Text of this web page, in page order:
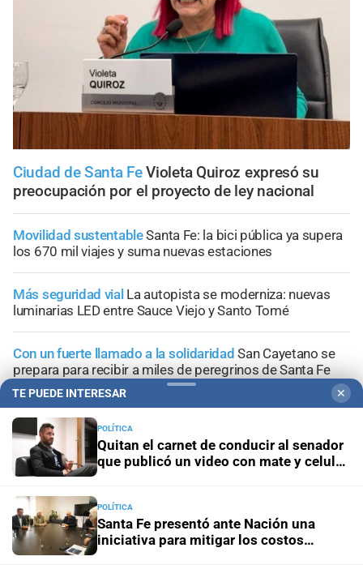
Ciudad de Santa Fe Violeta Quiroz expresó su
preocupación por el proyecto de ley nacional
Movilidad sustentableSanta Fe: la bici pública ya supera
los 670 mil viajes y suma nuevas estaciones
Más seguridad vial La autopista se moderniza: nuevas
luminarias LED entre Sauce Viejo y Santo Tomé
Con un fuerte llamado a la solidaridad San Cayetano se
prepara para recibir a miles de peregrinos de Santa Fe
"Geriátrico del horror"Desde el Concejo, piden al
municipio que detalle la situación de los asilos de
ancianos en Santa Fe
+Sucesos
TE PUEDE INTERESAR ✕
POLÍTICA
Quitan el carnet de conducir al senador
que publicó un video con mate y celular
POLÍTICA
Santa Fe presentó ante Nación una
iniciativa para mitigar los costos